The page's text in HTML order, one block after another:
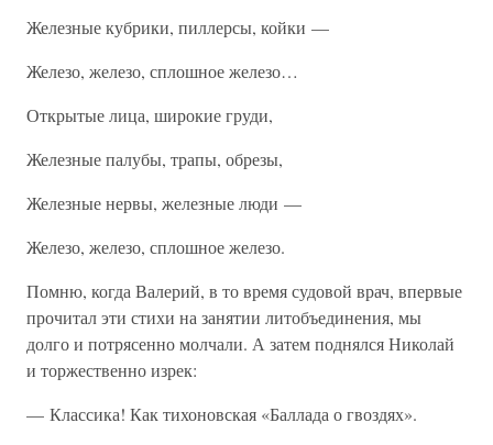
Железные кубрики, пиллерсы, койки —
Железо, железо, сплошное железо…
Открытые лица, широкие груди,
Железные палубы, трапы, обрезы,
Железные нервы, железные люди —
Железо, железо, сплошное железо.
Помню, когда Валерий, в то время судовой врач, впервые
прочитал эти стихи на занятии литобъединения, мы
долго и потрясенно молчали. А затем поднялся Николай
и торжественно изрек:
— Классика! Как тихоновская «Баллада о гвоздях».